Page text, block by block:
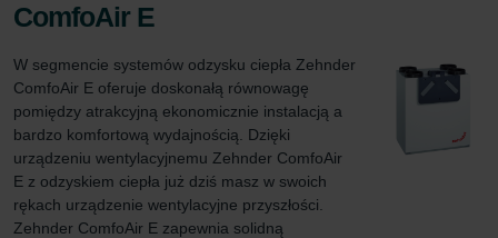
ComfoAir E
W segmencie systemów odzysku ciepła Zehnder
ComfoAir E oferuje doskonałą równowagę
pomiędzy atrakcyjną ekonomicznie instalacją a
bardzo komfortową wydajnością. Dzięki
urządzeniu wentylacyjnemu Zehnder ComfoAir
E z odzyskiem ciepła już dziś masz w swoich
rękach urządzenie wentylacyjne przyszłości.
Zehnder ComfoAir E zapewnia solidną